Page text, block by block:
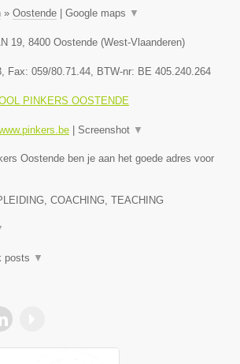
» Oostende Google maps ▼
19, 8400 Oostende (West-Vlaanderen)
, Fax: 059/80.71.44, BTW-nr: BE 405.240.264
PINKERS OOSTENDE
Screenshot ▼
Oostende ben je aan het goede adres voor
COACHING, TEACHING
posts ▼